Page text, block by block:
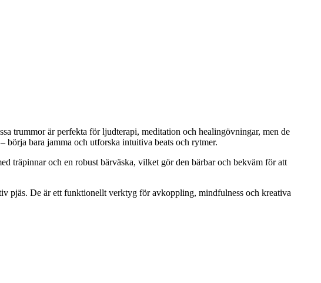
trummor är perfekta för ljudterapi, meditation och healingövningar, men de
bara jamma och utforska intuitiva beats och rytmer.
träpinnar och en robust bärväska, vilket gör den bärbar och bekväm för att
pjäs. De är ett funktionellt verktyg för avkoppling, mindfulness och kreativa